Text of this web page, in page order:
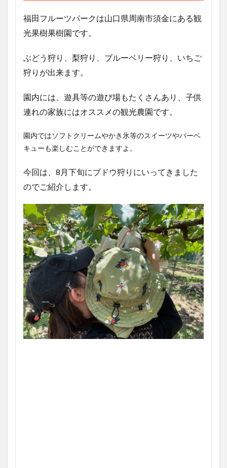
福田フルーツパークは山口県周南市須金にある観
光果樹果樹園です。
ぶどう狩り、梨狩り、ブルーベリー狩り、いちご
狩りが出来ます。
園内には、遊具等の遊び場もたくさんあり、子供
連れの家族にはオススメの観光農園です。
園内ではソフトクリームやかき氷等のスイーツやバーベ
キューも楽しむことができますよ。
今回は、8月下旬にブドウ狩りにいってきました
のでご紹介します。